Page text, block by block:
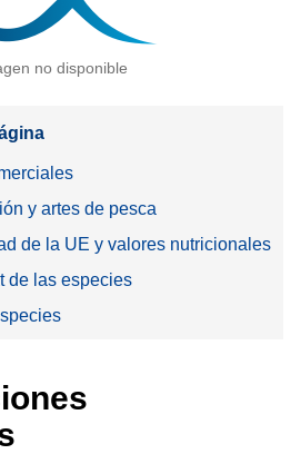
no disponible
y artes de pesca
de la UE y valores nutricionales
de las especies